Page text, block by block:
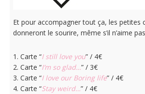
Et pour accompagner tout ça, les petites
donneront le sourire, même s’il n’aime
1. Carte “I still love you” / 4€
2. Carte “I’m so glad…” / 3€
3. Carte “I love our Boring life” / 4€
4. Carte “Stay weird…” / 4€